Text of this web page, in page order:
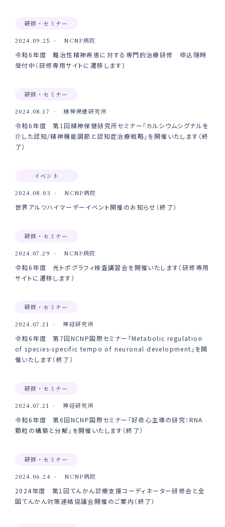
研修・セミナー
2024.09.25 NCNP病院
令和6年度 難治性精神疾患に対する専門的治療研修 申込随時
受付中（研修専用サイトに遷移します）
研修・セミナー
2024.08.17 精神保健研究所
令和6年度 第1回精神保健研究所セミナー「カルシウムシグナルを
介した認知/精神機能調節と認知症治療戦略」を開催いたします（終
了）
イベント
2024.08.03 NCNP病院
世界アルツハイマーデーイベント開催のお知らせ（終了）
研修・セミナー
2024.07.29 NCNP病院
令和6年度 光トポグラフィ検査講習会を開催いたします（研修専用
サイトに遷移します）
研修・セミナー
2024.07.21 神経研究所
令和6年度 第7回NCNP国際セミナー「Metabolic regulation
of species-specific tempo of neuronal development」を開
催いたします（終了）
研修・セミナー
2024.07.21 神経研究所
令和6年度 第6回NCNP国際セミナー「好奇心主導の研究：RNA
顆粒の構築と分解」を開催いたします（終了）
研修・セミナー
2024.06.24 NCNP病院
2024年度 第1回てんかん診療支援コーディネーター研修会と全
国てんかん対策連絡協議会開催のご案内（終了）